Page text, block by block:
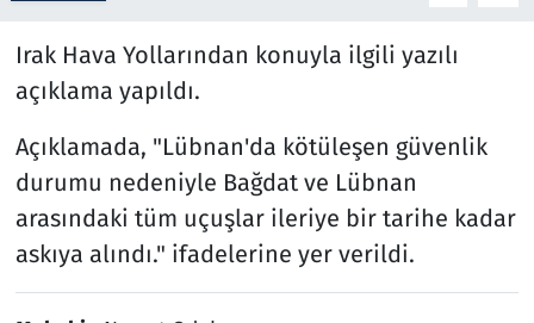
Irak Hava Yollarından konuyla ilgili yazılı
açıklama yapıldı.
Açıklamada, "Lübnan'da kötüleşen güvenlik
durumu nedeniyle Bağdat ve Lübnan
arasındaki tüm uçuşlar ileriye bir tarihe kadar
askıya alındı." ifadelerine yer verildi.
Seçim 2023
Spor
Teknoloji ve Bilim